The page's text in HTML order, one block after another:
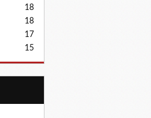
18
18
17
15